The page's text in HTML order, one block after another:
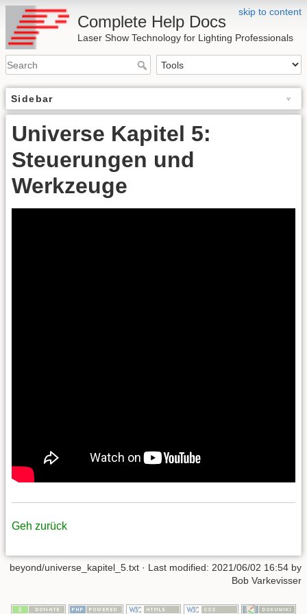
skip to content
Complete Help Docs
Laser Show Technology for Lighting Professionals
Sidebar
Universe Kapitel 5:
Steuerungen und
Werkzeuge
Geh zurück
beyond/universe_kapitel_5.txt · Last modified: 2021/06/02 16:54 by
Bob Varkevisser